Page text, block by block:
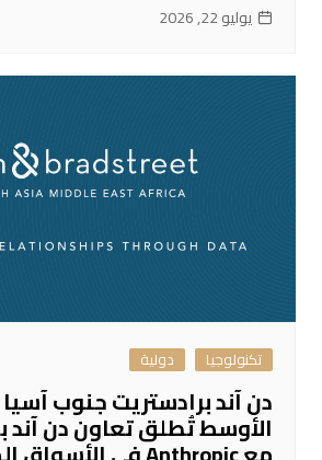
يوليو 22, 2026
تكنولوجيا دولية
دن آند برادستريت جنوب
الأوسط تُطلق تعاون دن آند